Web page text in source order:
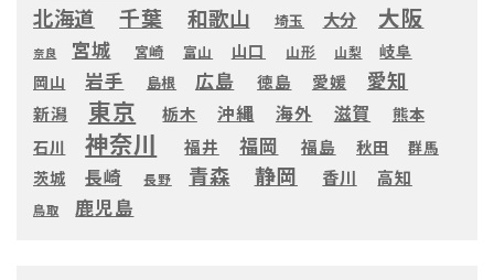
北海道 千葉 和歌山 埼玉 大分 大阪
奈良 宮城 宮崎 富山 山口 山形 山梨
岐阜
岡山
岩手 島根 広島 徳島 愛媛 愛知
新潟 東京 栃木 沖縄 海外 滋賀
熊本
石川
神奈川 福井 福岡 福島 秋田 群馬
茨城 長崎 長野 青森 静岡 香川 高知
鳥取 鹿児島